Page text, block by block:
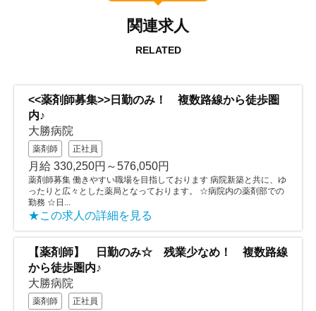
関連求人
RELATED
<<薬剤師募集>>日勤のみ！ 複数路線から徒歩圏
内♪
大勝病院
薬剤師 正社員
月給 330,250円～576,050円
薬剤師募集 働きやすい職場を目指しております 病院新築と共に、ゆ
ったりと広々とした薬局となっております。 ☆病院内の薬剤部での
勤務 ☆日...
★この求人の詳細を見る
【薬剤師】 日勤のみ☆ 残業少なめ！ 複数路線
から徒歩圏内♪
大勝病院
薬剤師 正社員